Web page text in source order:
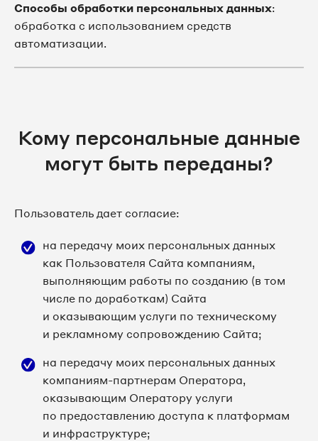
Способы обработки персональных данных:
обработка с использованием средств
автоматизации.
Кому персональные данные
могут быть переданы?
Пользователь дает согласие:
на передачу моих персональных данных
как Пользователя Сайта компаниям,
выполняющим работы по созданию (в том
числе по доработкам) Сайта
и оказывающим услуги по техническому
и рекламному сопровождению Сайта;
на передачу моих персональных данных
компаниям-партнерам Оператора,
оказывающим Оператору услуги
по предоставлению доступа к платформам
и инфраструктуре;